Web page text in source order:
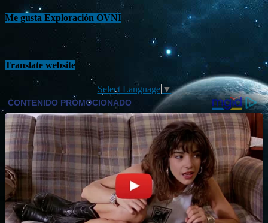
Me gusta Exploración OVNI
Translate website
Select Language ▼